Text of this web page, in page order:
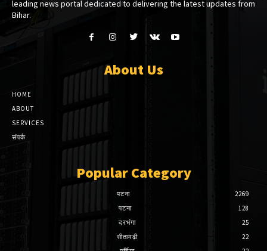
leading news portal dedicated to delivering the latest updates from
Bihar.
About Us
HOME
ABOUT
SERVICES
संपर्क
Popular Category
पटना
2269
पटना
128
दरभंगा
25
सीतामढ़ी
22